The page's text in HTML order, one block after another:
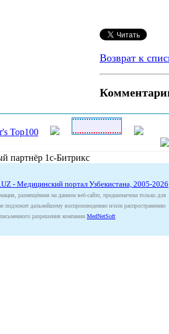
Возврат к
- Медицинский портал Узбекистана, 2005-2026
размещённая на данном веб-сайте, предназначена только для
подлежит дальнейшему воспроизведению и/или распространению
разрешения компании MedNetSoft